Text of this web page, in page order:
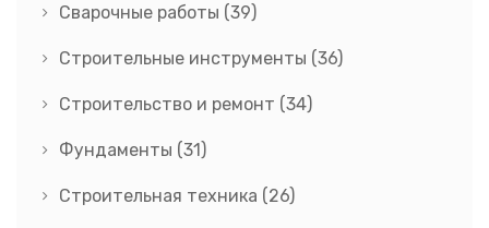
Сварочные работы (39)
Строительные инструменты (36)
Строительство и ремонт (34)
Фундаменты (31)
Строительная техника (26)